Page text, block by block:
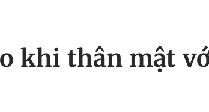
khi thân mật